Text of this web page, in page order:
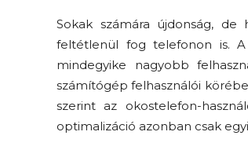
Sokak számára újdonság,
feltétlenül fog telefonon is.
mindegyike nagyobb
számítógép felhasználói
szerint az okostelefon-
optimalizáció azonban csak